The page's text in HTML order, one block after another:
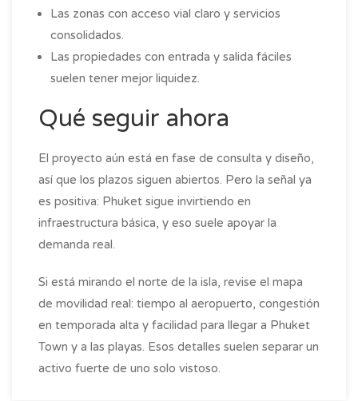
Las zonas con acceso vial claro y servicios
consolidados.
Las propiedades con entrada y salida fáciles
suelen tener mejor liquidez.
Qué seguir ahora
El proyecto aún está en fase de consulta y diseño,
así que los plazos siguen abiertos. Pero la señal ya
es positiva: Phuket sigue invirtiendo en
infraestructura básica, y eso suele apoyar la
demanda real.
Si está mirando el norte de la isla, revise el mapa
de movilidad real: tiempo al aeropuerto, congestión
en temporada alta y facilidad para llegar a Phuket
Town y a las playas. Esos detalles suelen separar un
activo fuerte de uno solo vistoso.